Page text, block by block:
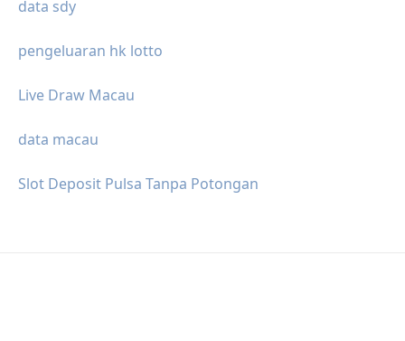
data sdy
pengeluaran hk lotto
Live Draw Macau
data macau
Slot Deposit Pulsa Tanpa Potongan